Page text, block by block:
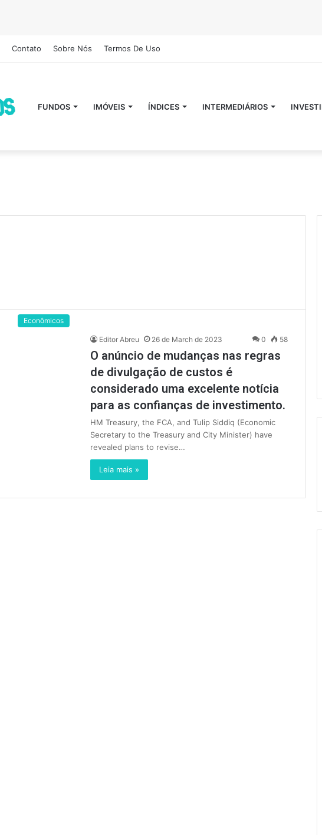
Contato Sobre Nós Termos De Uso
FUNDOS IMÓVEIS ÍNDICES INTERMEDIÁRIOS
Econômicos
Editor Abreu 26 de March de 2023 0 58
O anúncio de mudanças nas regras
de divulgação de custos é
considerado uma excelente notícia
para as confianças de investimento.
HM Treasury, the FCA, and Tulip Siddiq (Economic
Secretary to the Treasury and City Minister) have
revealed plans to revise…
Leia mais »